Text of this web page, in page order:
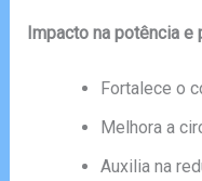
Impacto na potência
Fortalece o
Melhora a
Auxilia na